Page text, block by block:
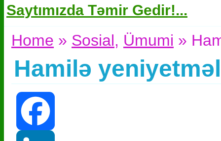
Saytımızda Təmir Gedir!...
Home » Sosial, Ümumi »
Hamilə